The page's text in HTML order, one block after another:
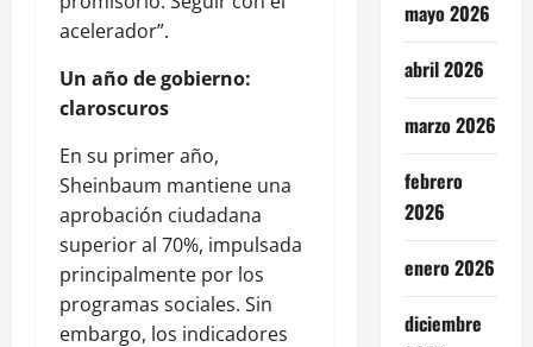
acelerador”.
Un año de gobierno:
claroscuros
En su primer año,
Sheinbaum mantiene una
aprobación ciudadana
superior al 70%, impulsada
principalmente por los
programas sociales. Sin
embargo, los indicadores
mayo 2026
abril 2026
marzo 2026
febrero
2026
enero 2026
diciembre